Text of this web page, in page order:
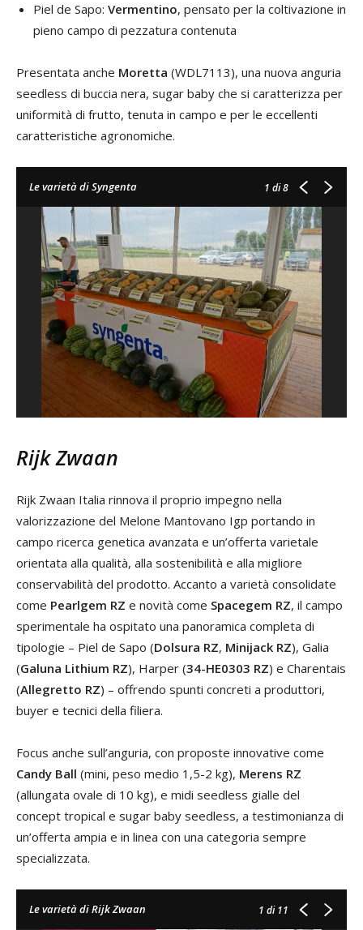
Piel de Sapo: Vermentino, pensato per la coltivazione in
pieno campo di pezzatura contenuta
Presentata anche Moretta (WDL7113), una nuova anguria
seedless di buccia nera, sugar baby che si caratterizza per
uniformità di frutto, tenuta in campo e per le eccellenti
caratteristiche agronomiche.
Le varietà di Syngenta 1 di 8
Rijk Zwaan
Rijk Zwaan Italia rinnova il proprio impegno nella
valorizzazione del Melone Mantovano Igp portando in
campo ricerca genetica avanzata e un’offerta varietale
orientata alla qualità, alla sostenibilità e alla migliore
conservabilità del prodotto. Accanto a varietà consolidate
come Pearlgem RZ e novità come Spacegem RZ, il campo
sperimentale ha ospitato una panoramica completa di
tipologie – Piel de Sapo (Dolsura RZ, Minijack RZ), Galia
(Galuna Lithium RZ), Harper (34-HE0303 RZ) e Charentais
(Allegretto RZ) – offrendo spunti concreti a produttori,
buyer e tecnici della filiera.
Focus anche sull’anguria, con proposte innovative come
Candy Ball (mini, peso medio 1,5-2 kg), Merens RZ
(allungata ovale di 10 kg), e midi seedless gialle del
concept tropical e sugar baby seedless, a testimonianza di
un’offerta ampia e in linea con una categoria sempre
specializzata.
Le varietà di Rijk Zwaan 1 di 11